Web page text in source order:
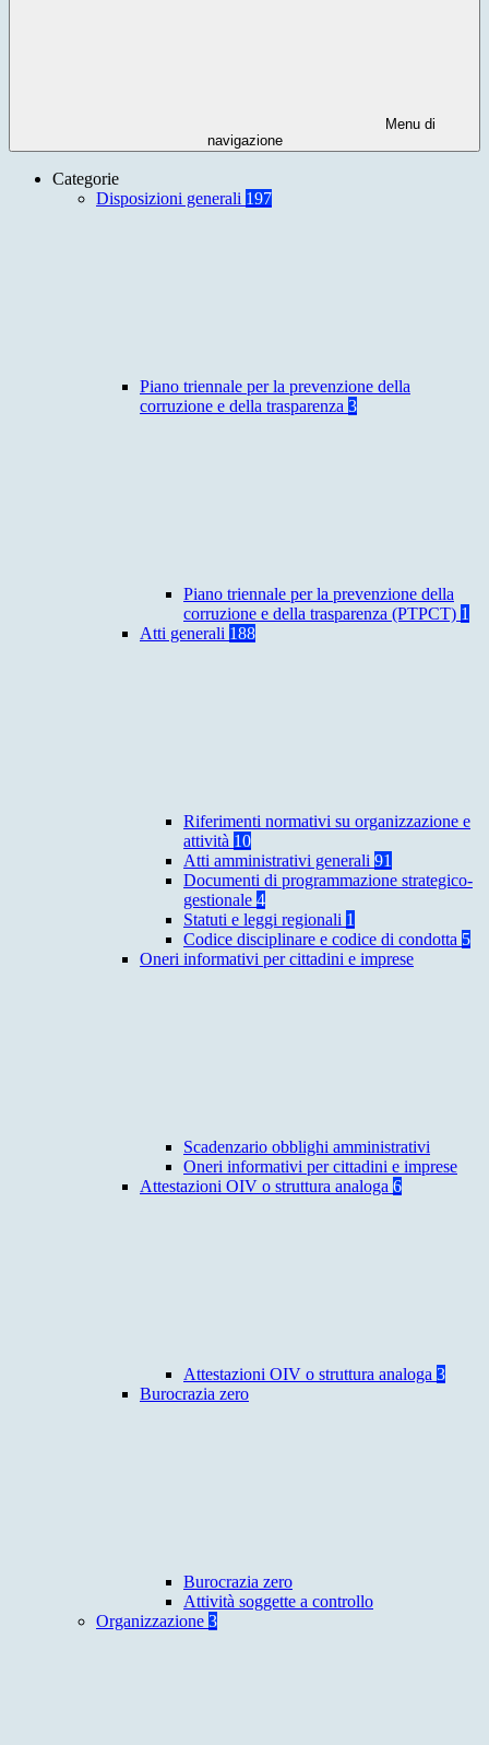
Menu di
navigazione
Categorie
Disposizioni generali 197
Piano triennale per la prevenzione della
corruzione e della trasparenza 3
Piano triennale per la prevenzione della
corruzione e della trasparenza (PTPCT) 1
Atti generali 188
Riferimenti normativi su organizzazione e
attività 10
Atti amministrativi generali 91
Documenti di programmazione strategico-
gestionale 4
Statuti e leggi regionali 1
Codice disciplinare e codice di condotta 5
Oneri informativi per cittadini e imprese
Scadenzario obblighi amministrativi
Oneri informativi per cittadini e imprese
Attestazioni OIV o struttura analoga 6
Attestazioni OIV o struttura analoga 3
Burocrazia zero
Burocrazia zero
Attività soggette a controllo
Organizzazione 3